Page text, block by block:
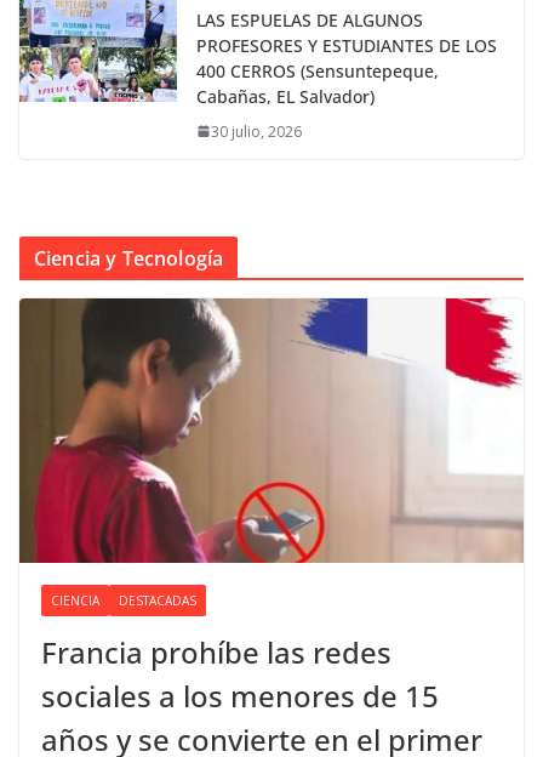
LAS ESPUELAS DE ALGUNOS
PROFESORES Y ESTUDIANTES DE LOS
400 CERROS (Sensuntepeque,
Cabañas, EL Salvador)
30 julio, 2026
Ciencia y Tecnología
CIENCIA DESTACADAS
Francia prohíbe las redes
sociales a los menores de 15
años y se convierte en el primer